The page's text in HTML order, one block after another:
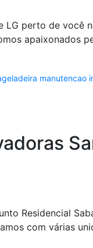
LG perto de você
apaixonados
Residencial
com várias